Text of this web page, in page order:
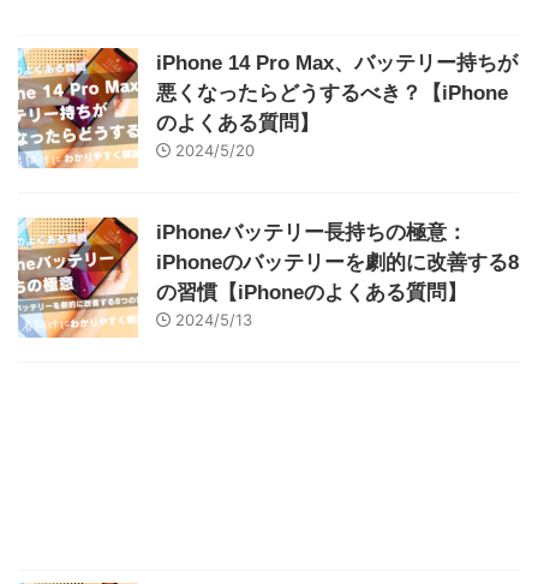
iPhone 14 Pro Max、バッテリー持ちが
悪くなったらどうするべき？【iPhone
のよくある質問】
2024/5/20
iPhoneバッテリー長持ちの極意：
iPhoneのバッテリーを劇的に改善する8
の習慣【iPhoneのよくある質問】
2024/5/13